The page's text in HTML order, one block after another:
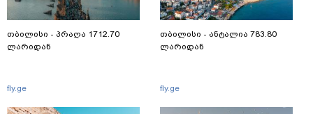
თბილისი - პრაღა 1712.70
ლარიდან
fly.ge
თბილისი - ანტალია 783.80
ლარიდან
fly.ge